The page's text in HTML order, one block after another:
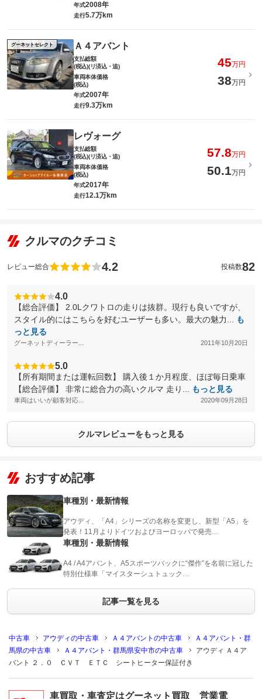
年式2008年
走行5.7万km
グーネットセレクト Ａ４アバント
支払総額
(税込)(リ済込・追)
45万円
車両本体価格
(税込)
38万円
年式2007年
走行9.3万km
レヴォーグ
支払総額
(税込)(リ済込・追)
57.8万円
車両本体価格
(税込)
50.1万円
年式2017年
走行12.1万km
クルマのクチコミ
レビュー総合 4.2 投稿数82
4.0
【総合評価】 2.0Lクワトロの走りは抜群。現行も良いですが、
スタイル的にはこちらを好むユーザーも多い。最大の魅力...
も
っと見る
グーネットディーラー... 2011年10月20日
5.0
【所有期間または運転回数】 購入後１か月程度、ほぼ毎日乗車
【総合評価】 非常に総合力の高いクルマ 走り...
もっと見る
車両はいいが顧客対応... 2020年09月28日
クルマレビューをもっと見る
おすすめ記事
車種別・最新情報
アウディ、「A4」シリーズの名称を変更し、新型「A5」を
発表！11月よりドイツおよびヨーロッパで発売…
車種別・最新情報
A4 / A4アバント、A5スポーツバックに“傑作”を名前に冠した
特別仕様車「マイスターシュトュック…
記事一覧を見る
中古車 アウディの中古車 Ａ４アバントの中古車
Ａ４アバント・群
馬県の中古車
Ａ４アバント・群馬県安中市の中古車
アウディ Ａ４ア
バント ２．０ ＣＶＴ ＥＴＣ シートヒーター保証付き
車買取・車査定はグーネット買取 営業電